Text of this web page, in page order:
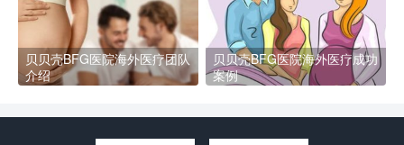
贝贝壳BFG医院海外医疗团队
介绍
贝贝壳BFG医院海外医疗成功
案例